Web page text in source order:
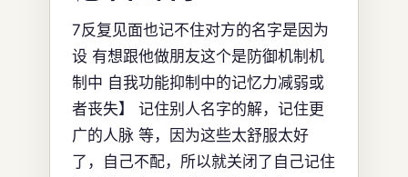
7反复见面也记不住对方的名字是因为
设 有想跟他做朋友这个是防御机制机
制中 自我功能抑制中的记忆力减弱或
者丧失】 记住别人名字的解，记住更
广的人脉 等，因为这些太舒服太好
了，自己不配，所以就关闭了自己记住